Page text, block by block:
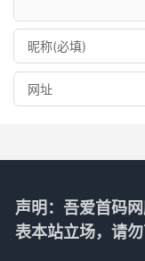
声明：吾爱首码
表本站立场，请